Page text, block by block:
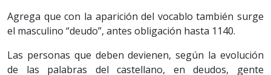
Agrega que con la aparición del vocablo también surge
el masculino “deudo”, antes obligación hasta 1140.
Las personas que deben devienen, según la evolución
de las palabras del castellano, en deudos, gente